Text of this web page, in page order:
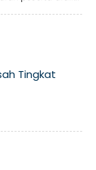
Tingkat